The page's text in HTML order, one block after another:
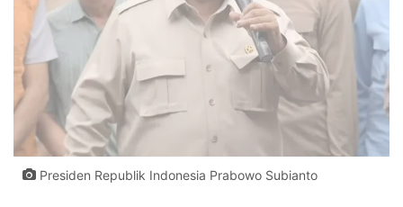
Presiden Republik Indonesia Prabowo Subianto